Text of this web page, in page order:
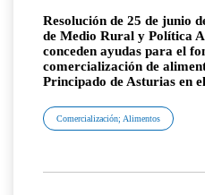
Resolución de 25 de junio
de Medio Rural y Política
conceden ayudas para el
comercialización de
Principado de Asturias en
Comercialización; Alimentos